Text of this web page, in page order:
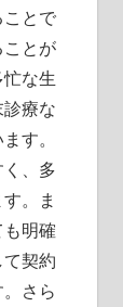
とで
とが
な生
療な
す。
、多
。ま
明確
契約
さら